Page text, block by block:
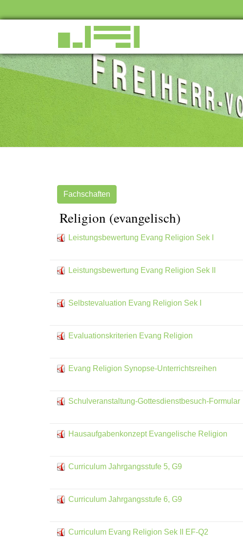
Fachschaften
Religion (evangelisch)
Leistungsbewertung Evang Religion Sek I
Leistungsbewertung Evang Religion Sek II
Selbstevaluation Evang Religion Sek I
Evaluationskriterien Evang Religion
Evang Religion Synopse-Unterrichtsreihen
Schulveranstaltung-Gottesdienstbesuch-Formular
Hausaufgabenkonzept Evangelische Religion
Curriculum Jahrgangsstufe 5, G9
Curriculum Jahrgangsstufe 6, G9
Curriculum Evang Religion Sek II EF-Q2